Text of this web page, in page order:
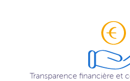
Transparence financière et